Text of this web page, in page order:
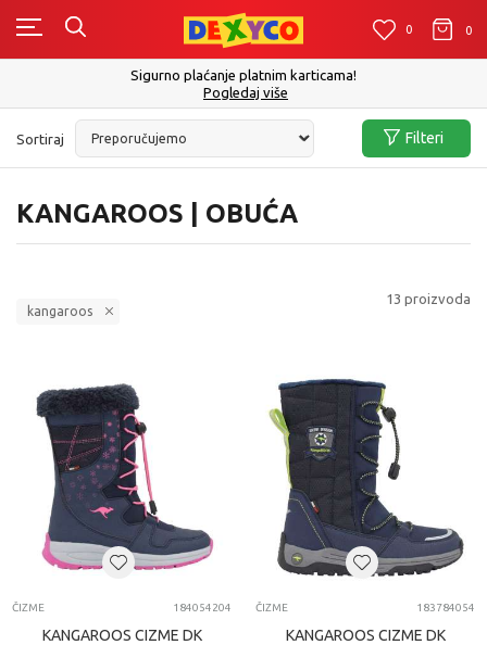
0 0
Click&Collect - Platite karticom Online i preuzmite u prodavnici po
izboru
Pogledaj više
KANGAROOS | OBUĆA
Sortiraj Filteri
kangaroos
13 proizvoda
ČIZME 184054204
KANGAROOS CIZME DK
ČIZME 183784054
KANGAROOS CIZME DK